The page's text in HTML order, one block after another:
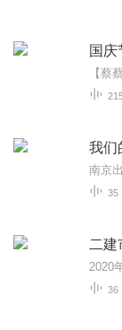
国庆
我们
35
二建
36